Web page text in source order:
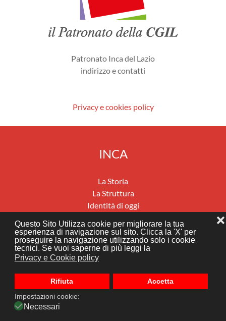
Questo Sito Utilizza cookie per migliorare la tua
esperienza di navigazione sul sito. Clicca la 'X' per
proseguire la navigazione utilizzando solo i cookie
tecnici. Se vuoi saperne di più leggi la
Privacy e Cookie policy
Rifiuta Accetta
❌
Impostazioni cookie:
Necessari
Patronato Inca del Lazio
indirizzo e contatti
Privacy e cookies policy
INCA
La Storia
La Struttura
Identità di oggi
Salute e benessere
Migrazioni e mobilità internazionali
Assistenza economica e sociale
Realizzato da